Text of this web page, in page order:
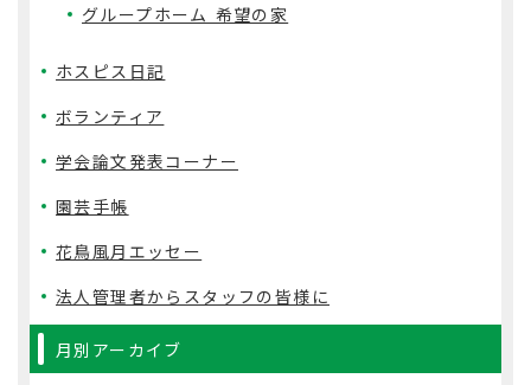
グループホーム 希望の家
ホスピス日記
ボランティア
学会論文発表コーナー
園芸手帳
花鳥風月エッセー
法人管理者からスタッフの皆様に
月別アーカイブ